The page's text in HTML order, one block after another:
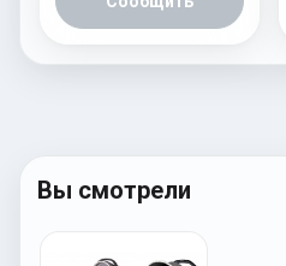
Вы смотрели